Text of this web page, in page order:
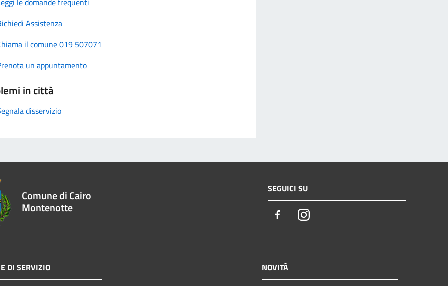
Assistenza
il comune 019 507071
un appuntamento
in città
disservizio
Comune di Cairo
Montenotte
SEGUICI SU
FacebookInstagram
DI SERVIZIO NOVITÀ